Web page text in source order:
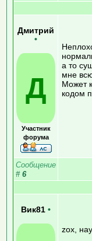
Дмитрий
•
Д
Участник
форума
а то
мне
Может
кодом
Сообщение
# 6
Вик81 •
zox,